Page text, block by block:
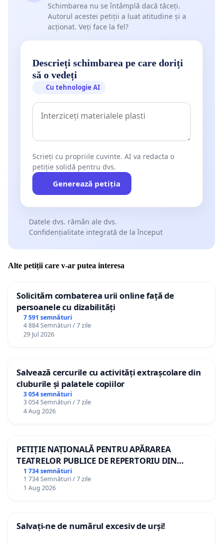
Schimbarea nu se întâmplă dacă tăceți.
Autorul acestei petiții a luat atitudine și a
acționat. Veți face la fel?
Descrieți schimbarea pe care doriți
să o vedeți
Cu tehnologie AI
Scrieți cu propriile cuvinte. AI va redacta o
petiție solidă pentru dvs.
Generează petiția
Datele dvs. rămân ale dvs.
Confidențialitate integrată de la început
Alte petiții care v-ar putea interesa
Solicităm combaterea urii online față de
persoanele cu dizabilități
7 591 semnături
4 884 Semnături / 7 zile
29 Jul 2026
Salvează cercurile cu activități extrașcolare din
cluburile și palatele copiilor
3 054 semnături
3 054 Semnături / 7 zile
4 Aug 2026
PETIȚIE NAȚIONALĂ PENTRU APĂRAREA
TEATRELOR PUBLICE DE REPERTORIU DIN
ROMÂNIA
1 734 semnături
1 734 Semnături / 7 zile
1 Aug 2026
Salvați-ne de numărul excesiv de urși!